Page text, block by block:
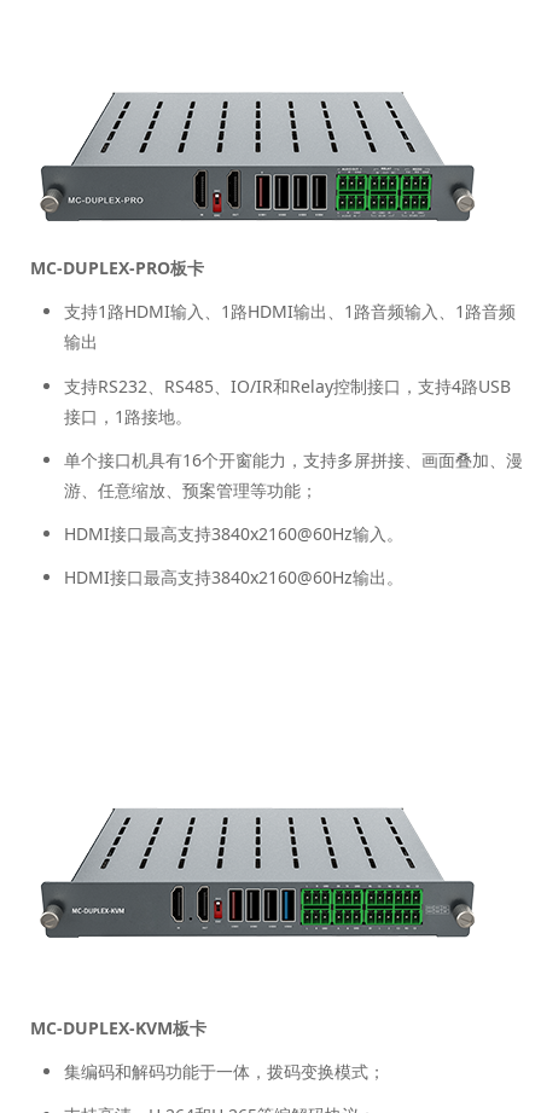
MC-DUPLEX-PRO板卡
支持1路HDMI输入、1路HDMI输出、1路音频输入、1路音频
输出
支持RS232、RS485、IO/IR和Relay控制接口，支持4路USB
接口，1路接地。
单个接口机具有16个开窗能力，支持多屏拼接、画面叠加、漫
游、任意缩放、预案管理等功能；
HDMI接口最高支持3840x2160@60Hz输入。
HDMI接口最高支持3840x2160@60Hz输出。
MC-DUPLEX-KVM板卡
集编码和解码功能于一体，拨码变换模式；